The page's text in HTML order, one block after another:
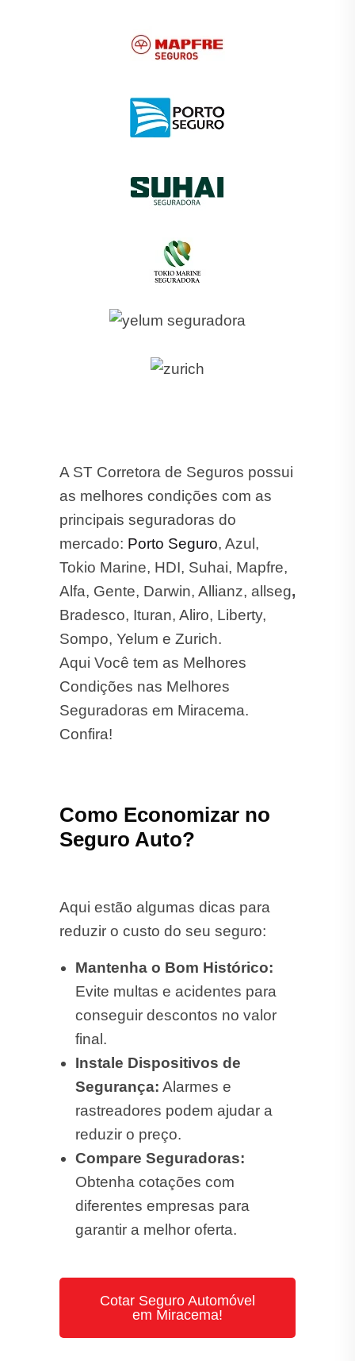
A ST Corretora de Seguros possui
as melhores condições com as
principais seguradoras do
mercado: Porto Seguro, Azul,
Tokio Marine, HDI, Suhai, Mapfre,
Alfa, Gente, Darwin, Allianz, allseg,
Bradesco, Ituran, Aliro, Liberty,
Sompo, Yelum e Zurich.
Aqui Você tem as Melhores
Condições nas Melhores
Seguradoras em Miracema.
Confira!
Como Economizar no
Seguro Auto?
Aqui estão algumas dicas para
reduzir o custo do seu seguro:
Mantenha o Bom Histórico:
Evite multas e acidentes para
conseguir descontos no valor
final.
Instale Dispositivos de
Segurança: Alarmes e
rastreadores podem ajudar a
reduzir o preço.
Compare Seguradoras:
Obtenha cotações com
diferentes empresas para
garantir a melhor oferta.
Cotar Seguro Automóvel
em Miracema!